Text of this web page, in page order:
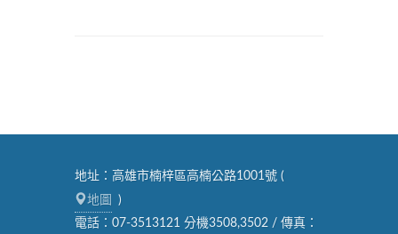
地址：高雄市楠梓區高楠公路1001號 (
地圖
)
電話：07-3513121 分機3508,3502 / 傳真：